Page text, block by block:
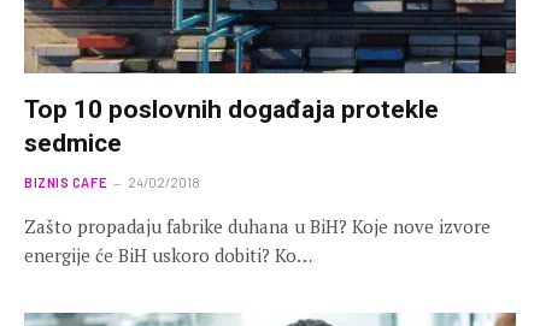
Top 10 poslovnih događaja protekle
sedmice
BIZNIS CAFE 24/02/2018
Zašto propadaju fabrike duhana u BiH? Koje nove izvore
energije će BiH uskoro dobiti? Ko…